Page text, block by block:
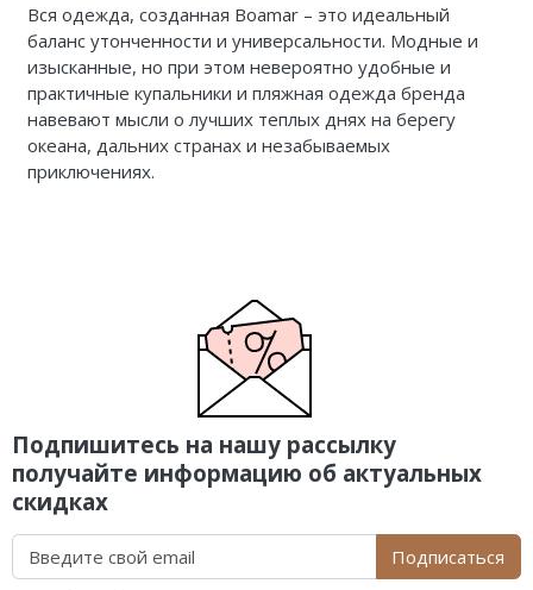
Вся одежда, созданная Boamar – это идеальный
баланс утонченности и универсальности. Модные и
изысканные, но при этом невероятно удобные и
практичные купальники и пляжная одежда бренда
навевают мысли о лучших теплых днях на берегу
океана, дальних странах и незабываемых
приключениях.
Подпишитесь на нашу рассылку
получайте информацию об актуальных
скидках
Подписаться